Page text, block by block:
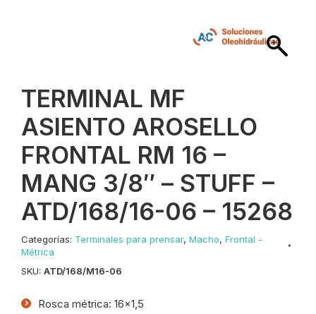
TERMINAL MF
ASIENTO AROSELLO
FRONTAL RM 16 –
MANG 3/8″ – STUFF –
ATD/168/16-06 – 15268
Categorías: Terminales para prensar, Macho, Frontal -
Métrica
SKU: ATD/168/M16-06
Rosca métrica: 16×1,5